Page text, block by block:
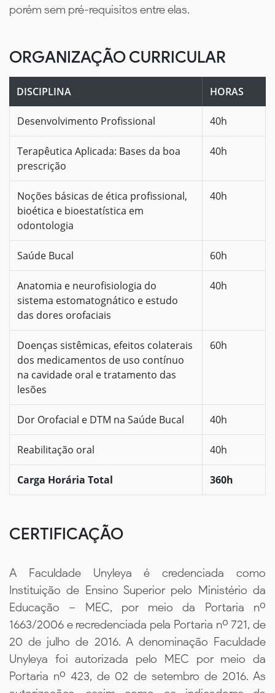
porém sem pré-requisitos entre elas.
ORGANIZAÇÃO CURRICULAR
DISCIPLINA HORAS
Desenvolvimento Profissional 40h
Terapêutica Aplicada: Bases da boa
prescrição
40h
Noções básicas de ética profissional,
bioética e bioestatística em
odontologia
40h
Saúde Bucal 60h
Anatomia e neurofisiologia do
sistema estomatognático e estudo
das dores orofaciais
40h
Doenças sistêmicas, efeitos colaterais
dos medicamentos de uso contínuo
na cavidade oral e tratamento das
lesões
60h
Dor Orofacial e DTM na Saúde Bucal 40h
Reabilitação oral 40h
Carga Horária Total 360h
CERTIFICAÇÃO
A Faculdade Unyleya é credenciada como
Instituição de Ensino Superior pelo Ministério da
Educação – MEC, por meio da Portaria nº
1663/2006 e recredenciada pela Portaria nº 721, de
20 de julho de 2016. A denominação Faculdade
Unyleya foi autorizada pelo MEC por meio da
Portaria nº 423, de 02 de setembro de 2016. As